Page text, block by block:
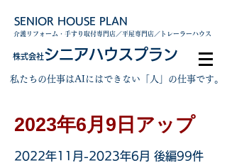
SENIOR HOUSE PLAN
介護リフォーム・手すり取付専門店／平屋専門店／トレーラーハウス
株式会社シニアハウスプラン
私たちの仕事はAIにはできない「人」の仕事です。
2023年6月9日アップ
2022年11月-2023年6月 後編99件